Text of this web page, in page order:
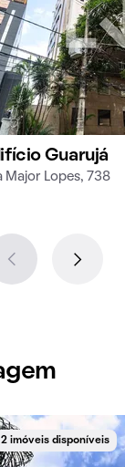
Guarujá
Major Lopes, 738
2 imóveis disponíveis